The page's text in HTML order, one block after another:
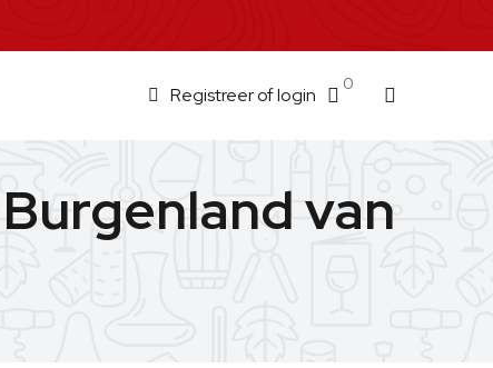
0
Registreer of login
van